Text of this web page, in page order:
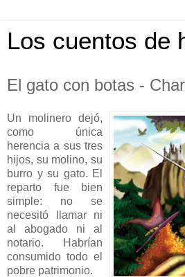
Los cuentos de
El gato con botas -
Un molinero dejó,
como única
herencia a sus tres
hijos, su molino, su
burro y su gato. El
reparto fue bien
simple: no se
necesitó llamar ni
al abogado ni al
notario. Habrían
consumido todo el
pobre patrimonio.